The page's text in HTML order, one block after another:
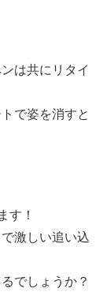
は共にリタイ
で姿を消すと
す！
激しい追い込
でしょうか？